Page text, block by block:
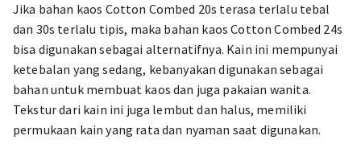
Jika bahan kaos Cotton Combed 20s terasa terlalu tebal
dan 30s terlalu tipis, maka bahan kaos Cotton Combed 24s
bisa digunakan sebagai alternatifnya. Kain ini mempunyai
ketebalan yang sedang, kebanyakan digunakan sebagai
bahan untuk membuat kaos dan juga pakaian wanita.
Tekstur dari kain ini juga lembut dan halus, memiliki
permukaan kain yang rata dan nyaman saat digunakan.